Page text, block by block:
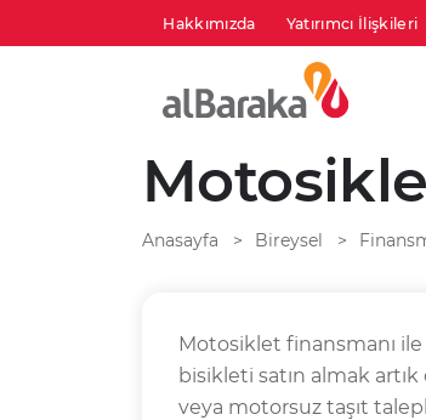
Hakkımızda Yatırımcı İlişkileri
Anasayfa Bireysel
Motosiklet finansmanı
bisikleti satın almak
veya motorsuz taşıt